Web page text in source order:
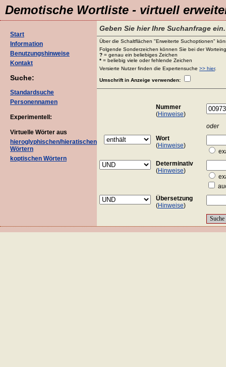
Demotische Wortliste - virtuell
Start
Information
Benutzungshinweise
Kontakt
Suche:
Standardsuche
Personennamen
Experimentell:
Virtuelle Wörter aus
hieroglyphischen/hieratischen
Wörtern
koptischen Wörtern
Geben Sie hier Ihre Suchanfrage ein.
Über die Schaltflächen "Erweiterte Suchoptionen"
Folgende Sonderzeichen können Sie bei der
? = genau ein beliebiges Zeichen
* = beliebig viele oder fehlende Zeichen
Versierte Nutzer finden die Expertensuche >> hier.
Umschrift in Anzeige verwenden:
Nummer
(Hinweise)
oder
Wort
(Hinweise)
Determinativ
(Hinweise)
Übersetzung
(Hinweise)